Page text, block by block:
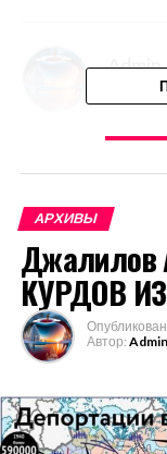
Admin
НАЖМИТЕ,
АРХИВЫ
КУРДОВ
Автор: Admin